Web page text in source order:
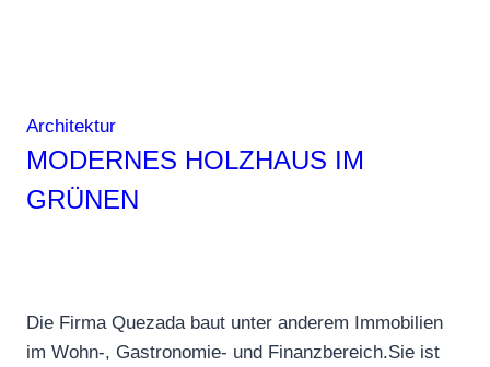
Architektur
MODERNES HOLZHAUS IM
GRÜNEN
Die Firma Quezada baut unter anderem Immobilien
im Wohn-, Gastronomie- und Finanzbereich.Sie ist